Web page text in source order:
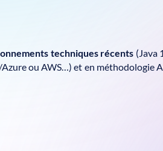
techniques récents (Java
ou AWS…) et en méthodologie